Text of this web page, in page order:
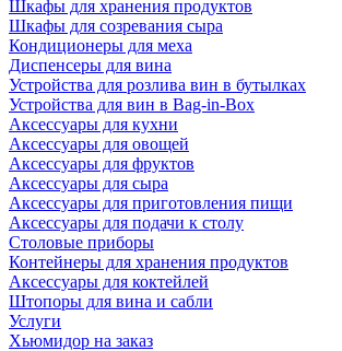
Шкафы для хранения продуктов
Шкафы для созревания сыра
Кондиционеры для меха
Диспенсеры для вина
Устройства для розлива вин в бутылках
Устройства для вин в Bag-in-Box
Аксессуары для кухни
Аксессуары для овощей
Аксессуары для фруктов
Аксессуары для сыра
Аксессуары для приготовления пищи
Аксессуары для подачи к столу
Столовые приборы
Контейнеры для хранения продуктов
Аксессуары для коктейлей
Штопоры для вина и сабли
Услуги
Хьюмидор на заказ